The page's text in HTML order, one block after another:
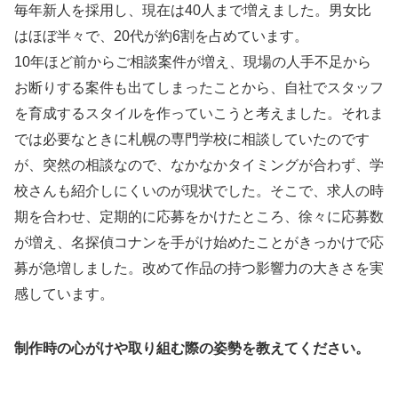
毎年新人を採用し、現在は40人まで増えました。男女比
はほぼ半々で、20代が約6割を占めています。
10年ほど前からご相談案件が増え、現場の人手不足から
お断りする案件も出てしまったことから、自社でスタッフ
を育成するスタイルを作っていこうと考えました。それま
では必要なときに札幌の専門学校に相談していたのです
が、突然の相談なので、なかなかタイミングが合わず、学
校さんも紹介しにくいのが現状でした。そこで、求人の時
期を合わせ、定期的に応募をかけたところ、徐々に応募数
が増え、名探偵コナンを手がけ始めたことがきっかけで応
募が急増しました。改めて作品の持つ影響力の大きさを実
感しています。
制作時の心がけや取り組む際の姿勢を教えてください。